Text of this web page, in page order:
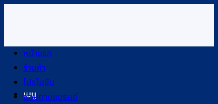
เนื้อหา
เมนู
หน้าแรก
ร้านค้า
โปรโมชัน
ช้อปตามแบรนด์